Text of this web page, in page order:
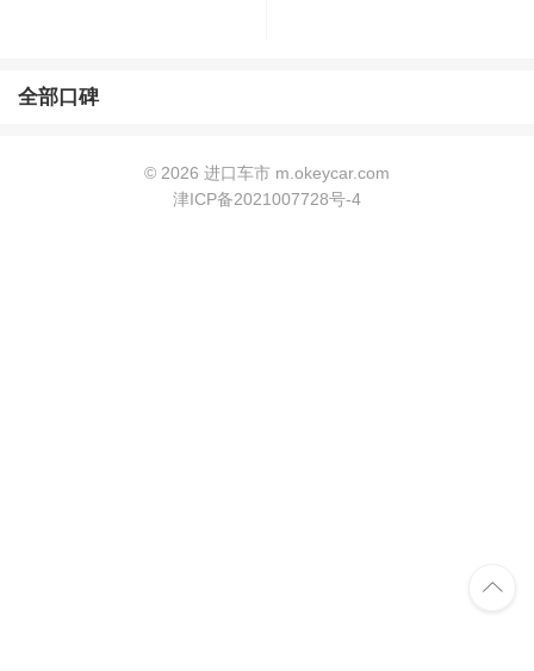
全部口碑
© 2026 进口车市 m.okeycar.com
津ICP备2021007728号-4
